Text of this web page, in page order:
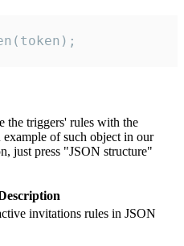
the triggers' rules with the
example of such object in our
just press "JSON structure"
invitations rules in JSON